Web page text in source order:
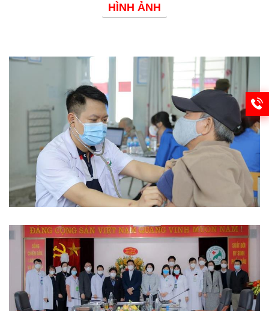
HÌNH ẢNH
Phòng chống dịch bệnh